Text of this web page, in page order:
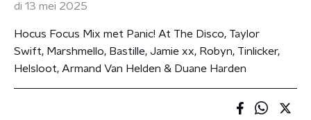
di 13 mei 2025
Hocus Focus Mix met Panic! At The Disco, Taylor
Swift, Marshmello, Bastille, Jamie xx, Robyn, Tinlicker,
Helsloot, Armand Van Helden & Duane Harden